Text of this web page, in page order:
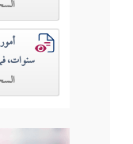
سنوات،